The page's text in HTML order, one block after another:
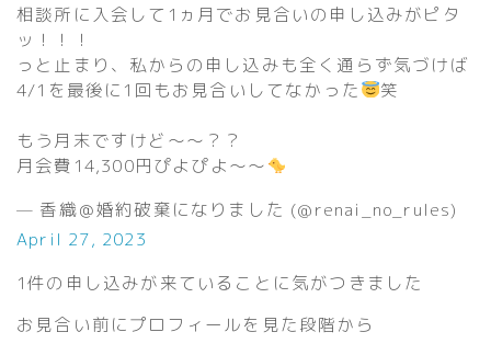
相談所に入会して1ヵ月でお見合いの申し込みがピタ
ッ！！！
っと止まり、私からの申し込みも全く通らず気づけば
4/1を最後に1回もお見合いしてなかった
笑
もう月末ですけど〜〜？？
月会費14,300円ぴよぴよ〜〜
— 香織＠婚約破棄になりました (@renai_no_rules)
April 27, 2023
1件の申し込みが来ていることに気がつきました
お見合い前にプロフィールを見た段階から